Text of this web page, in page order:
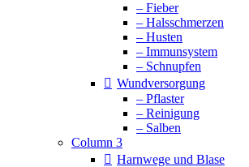
– Fieber
– Halsschmerzen
– Husten
– Immunsystem
– Schnupfen
Wundversorgung
– Pflaster
– Reinigung
– Salben
Column 3
Harnwege und Blase